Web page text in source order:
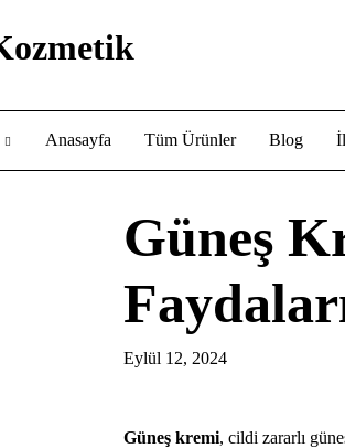
Anasayfa Tüm Ürünler Blog
Güneş
Eylül 12, 2024
Güneş kremi, cildi zararlı